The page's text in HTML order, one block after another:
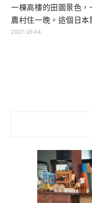
一棟高樓的田園景色
農村住一晚。這個日本
只要你到大分宇佐，
2017-10-04